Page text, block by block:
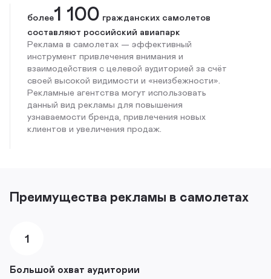
более1 100 гражданских самолетов
составляют российский авиапарк
Реклама в самолетах — эффективный
инструмент привлечения внимания и
взаимодействия с целевой аудиторией за счёт
своей высокой видимости и «неизбежности».
Рекламные агентства могут использовать
данный вид рекламы для повышения
узнаваемости бренда, привлечения новых
клиентов и увеличения продаж.
Преимущества рекламы в самолетах
1
Большой охват аудитории